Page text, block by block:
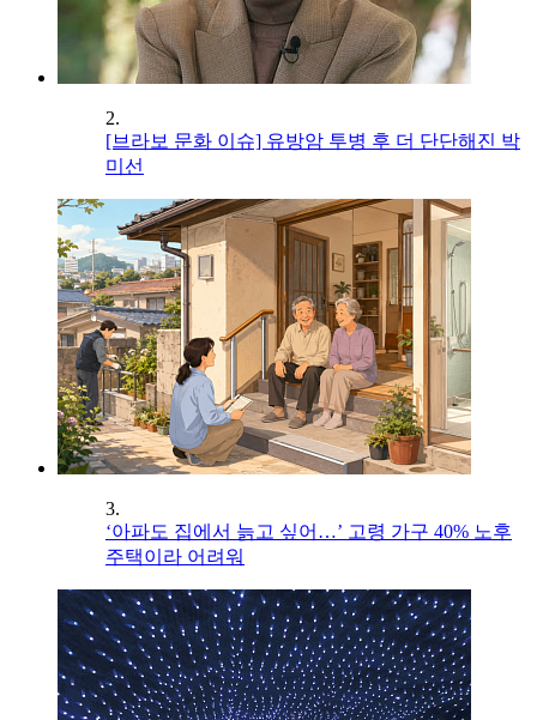
2.
[브라보 문화 이슈] 유방암 투병 후 더 단단해진 박
미선
3.
‘아파도 집에서 늙고 싶어…’ 고령 가구 40% 노후
주택이라 어려워